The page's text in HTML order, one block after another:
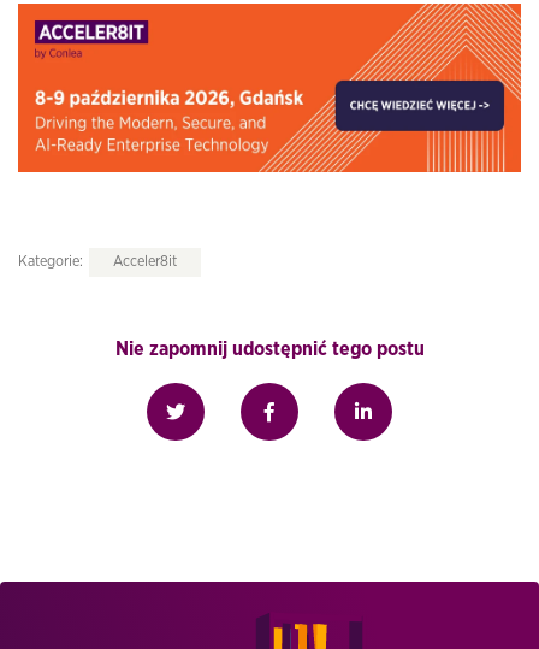
Kategorie: Acceler8it
Nie zapomnij udostępnić tego postu